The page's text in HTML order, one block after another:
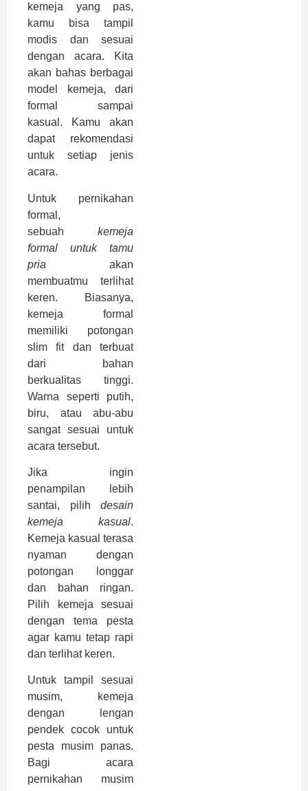
kemeja yang pas,
kamu bisa tampil
modis dan sesuai
dengan acara. Kita
akan bahas berbagai
model kemeja, dari
formal sampai
kasual. Kamu akan
dapat rekomendasi
untuk setiap jenis
acara.
Untuk pernikahan
formal,
sebuah kemeja
formal untuk tamu
pria akan
membuatmu terlihat
keren. Biasanya,
kemeja formal
memiliki potongan
slim fit dan terbuat
dari bahan
berkualitas tinggi.
Warna seperti putih,
biru, atau abu-abu
sangat sesuai untuk
acara tersebut.
Jika ingin
penampilan lebih
santai, pilih desain
kemeja kasual.
Kemeja kasual terasa
nyaman dengan
potongan longgar
dan bahan ringan.
Pilih kemeja sesuai
dengan tema pesta
agar kamu tetap rapi
dan terlihat keren.
Untuk tampil sesuai
musim, kemeja
dengan lengan
pendek cocok untuk
pesta musim panas.
Bagi acara
pernikahan musim